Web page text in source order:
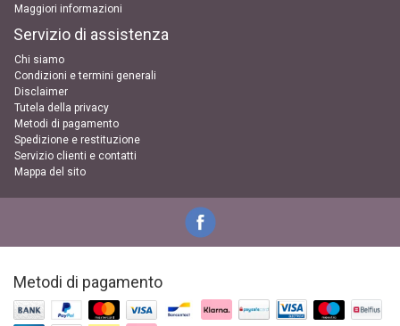
Maggiori informazioni
Servizio di assistenza
Chi siamo
Condizioni e termini generali
Disclaimer
Tutela della privacy
Metodi di pagamento
Spedizione e restituzione
Servizio clienti e contatti
Mappa del sito
Metodi di pagamento